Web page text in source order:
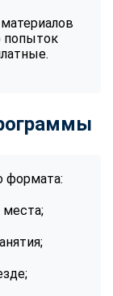
попыток
формата: